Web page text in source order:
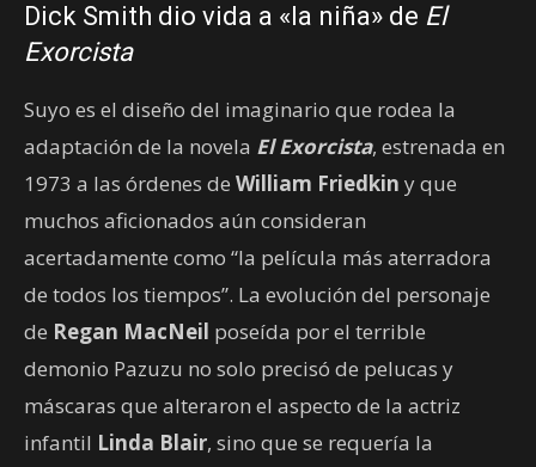
Dick Smith dio vida a «la niña» de El
Exorcista
Suyo es el diseño del imaginario que rodea la
adaptación de la novela El Exorcista, estrenada en
1973 a las órdenes de William Friedkin y que
muchos aficionados aún consideran
acertadamente como “la película más aterradora
de todos los tiempos”. La evolución del personaje
de Regan MacNeil poseída por el terrible
demonio Pazuzu no solo precisó de pelucas y
máscaras que alteraron el aspecto de la actriz
infantil Linda Blair, sino que se requería la